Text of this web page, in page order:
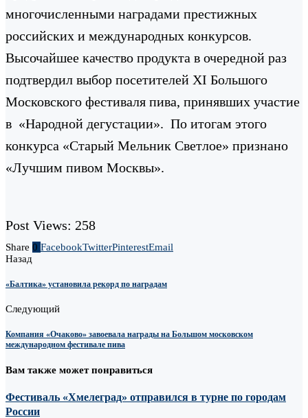
многочисленными наградами престижных
российских и международных конкурсов.
Высочайшее качество продукта в очередной раз
подтвердил выбор посетителей ХI Большого
Московского фестиваля пива, принявших участие
в «Народной дегустации». По итогам этого
конкурса «Старый Мельник Светлое» признано
«Лучшим пивом Москвы».
Post Views: 258
Share 0 FacebookTwitterPinterestEmail
Назад
«Балтика» установила рекорд по наградам
Следующий
Компания «Очаково» завоевала награды на Большом московском
международном фестивале пива
Вам также может понравиться
Фестиваль «Хмелеград» отправился в турне по городам
России